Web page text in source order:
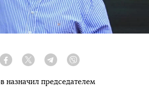
Facebook Twitter Telegram
назначил председателем